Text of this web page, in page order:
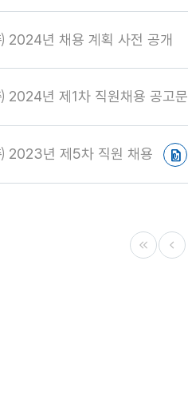
2024년 채용 계획 사전 공개
2024년 제1차 직원채용 공고문
2023년 제5차 직원 채용